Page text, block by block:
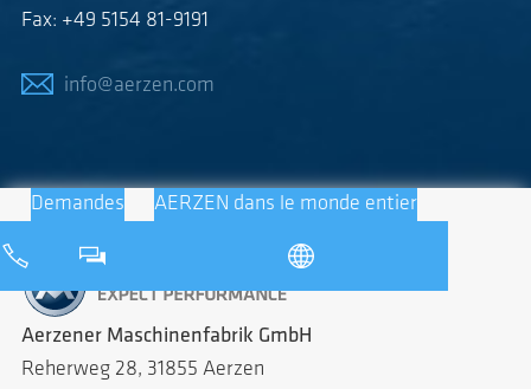
Fax: +49 5154 81-9191
info@aerzen.com
Demandes AERZEN dans le monde entier
Aerzener Maschinenfabrik GmbH
Reherweg 28, 31855 Aerzen